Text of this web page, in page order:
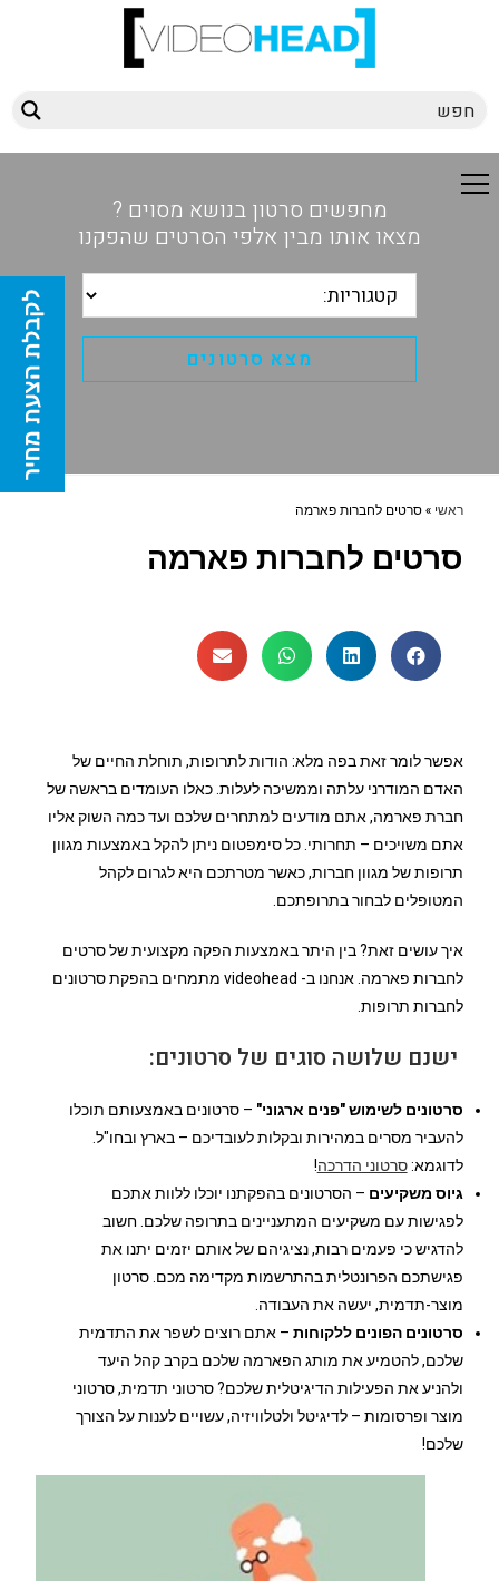
מחפשים סרטון בנושא מסוים ?
מצאו אותו מבין אלפי הסרטים שהפקנו
ראשי »סרטים לחברות פארמה
סרטים לחברות פארמה
אפשר לומר זאת בפה מלא: הודות לתרופות, תוחלת החיים של
האדם המודרני עלתה וממשיכה לעלות. כאלו העומדים בראשה של
חברת פארמה, אתם מודעים למתחרים שלכם ועד כמה השוק אליו
אתם משויכים – תחרותי. כל סימפטום ניתן להקל באמצעות מגוון
תרופות של מגוון חברות, כאשר מטרתכם היא לגרום לקהל
המטופלים לבחור בתרופתכם.
איך עושים זאת? בין היתר באמצעות הפקה מקצועית של סרטים
לחברות פארמה.
אנחנו ב- videohead מתמחים בהפקת סרטונים
לחברות תרופות.
ישנם שלושה סוגים של סרטונים:
סרטונים לשימוש "פנים ארגוני" – סרטונים באמצעותם תוכלו
להעביר מסרים במהירות ובקלות לעובדיכם – בארץ ובחו"ל.
לדוגמא:סרטוני הדרכה!
גיוס משקיעים – הסרטונים בהפקתנו יוכלו ללוות אתכם
לפגישות עם משקיעים המתעניינים בתרופה שלכם. חשוב
להדגיש כי פעמים רבות, נציגיהם של אותם יזמים יתנו את
פגישתכם הפרונטלית בהתרשמות מקדימה מכם. סרטון
מוצר-תדמית, יעשה את העבודה.
סרטונים הפונים ללקוחות – אתם רוצים לשפר את התדמית
שלכם, להטמיע את מותג הפארמה שלכם בקרב קהל היעד
ולהניע את הפעילות הדיגיטלית שלכם? סרטוני תדמית, סרטוני
מוצר ופרסומות – לדיגיטל ולטלוויזיה, עשויים לענות על הצורך
שלכם!